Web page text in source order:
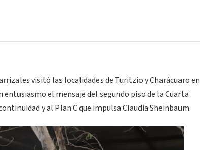
visitó las localidades de Turitzio y Charácuaro en
el mensaje del segundo piso de la Cuarta
y al Plan C que impulsa Claudia Sheinbaum.